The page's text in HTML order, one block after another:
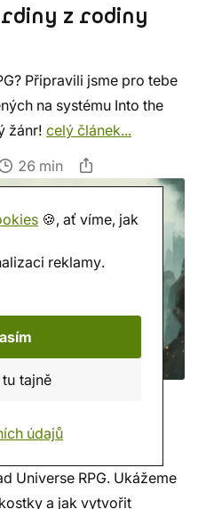
z rodiny
Připravili jsme pro tebe
na systému Into the
žánr! celý článek...
26 min
Universe RPG. Ukážeme
a jak vytvořit
🍪, ať víme, jak
reklamy.
tajně
údajů